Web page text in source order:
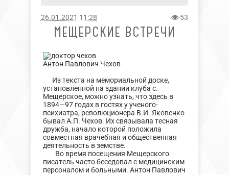
26.01.2021 11:28 53
МЕЩЕРСКИЕ ВСТРЕЧИ
Антон Павлович Чехов
Из текста на мемориальной доске,
установленной на здании клуба с.
Мещерское, можно узнать, что здесь в
1894—97 годах в гостях у ученого-
психиатра, революционера В.И. Яковенко
бывал А.П. Чехов. Их связывала тесная
дружба, начало которой положила
совместная врачебная и общественная
деятельность в земстве.
Во время посещения Мещерского
писатель часто беседовал с медицинским
персоналом и больными. Антон Павлович